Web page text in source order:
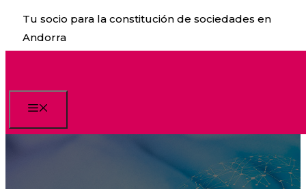
Saltar
contenido
Tu socio para la constitución de sociedades en
Andorra